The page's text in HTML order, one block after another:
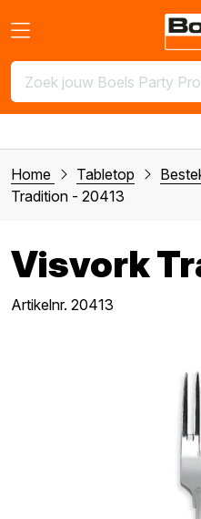
Home Tabletop
Tradition - 20413
Visvork
Artikelnr. 20413